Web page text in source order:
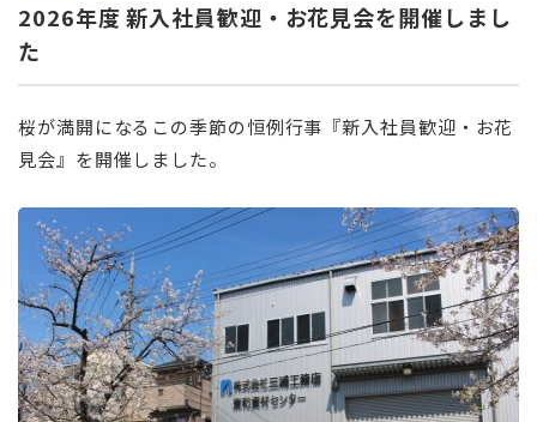
2026年度 新入社員歓迎・お花見会を開催しまし
た
桜が満開になるこの季節の恒例行事『新入社員歓迎・お花
見会』を開催しました。